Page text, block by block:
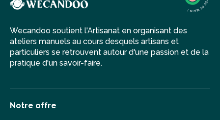
Wecandoo soutient l'Artisanat en organisant des
ateliers manuels au cours desquels artisans et
particuliers se retrouvent autour d'une passion et de la
pratique d'un savoir-faire.
Notre offre